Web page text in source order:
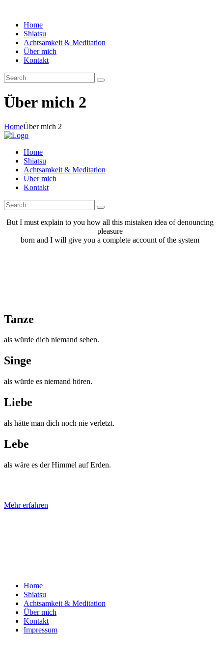
Home
Shiatsu
Achtsamkeit & Meditation
Über mich
Kontakt
Über mich 2
HomeÜber mich 2
Home
Shiatsu
Achtsamkeit & Meditation
Über mich
Kontakt
But I must explain to you how all this mistaken idea of denouncing
pleasure
born and I will give you a complete account of the system
Tanze
als würde dich niemand sehen.
Singe
als würde es niemand hören.
Liebe
als hätte man dich noch nie verletzt.
Lebe
als wäre es der Himmel auf Erden.
Mehr erfahren
Home
Shiatsu
Achtsamkeit & Meditation
Über mich
Kontakt
Impressum